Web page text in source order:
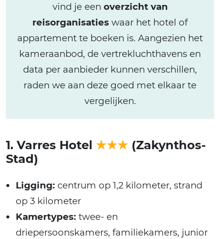
vind je een overzicht van
reisorganisaties waar het hotel of
appartement te boeken is. Aangezien het
kameraanbod, de vertrekluchthavens en
data per aanbieder kunnen verschillen,
raden we aan deze goed met elkaar te
vergelijken.
1. Varres Hotel ★★★ (Zakynthos-
Stad)
Ligging: centrum op 1,2 kilometer, strand
op 3 kilometer
Kamertypes: twee- en
driepersoonskamers, familiekamers, junior